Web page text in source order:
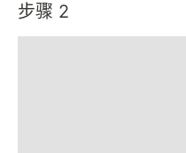
步骤 2